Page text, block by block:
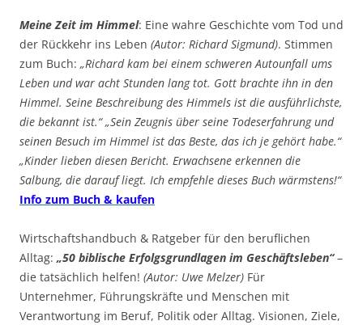
Meine Zeit im Himmel: Eine wahre Geschichte vom Tod und
der Rückkehr ins Leben (Autor: Richard Sigmund). Stimmen
zum Buch: „Richard kam bei einem schweren Autounfall ums
Leben und war acht Stunden lang tot. Gott brachte ihn in den
Himmel. Seine Beschreibung des Himmels ist die ausführlichste,
die bekannt ist.“ „Sein Zeugnis über seine Todeserfahrung und
seinen Besuch im Himmel ist das Beste, das ich je gehört habe.“
„Kinder lieben diesen Bericht. Erwachsene erkennen die
Salbung, die darauf liegt. Ich empfehle dieses Buch wärmstens!“
Info zum Buch & kaufen
Wirtschaftshandbuch & Ratgeber für den beruflichen
Alltag: „50 biblische Erfolgsgrundlagen im Geschäftsleben“–
die tatsächlich helfen! (Autor: Uwe Melzer) Für
Unternehmer, Führungskräfte und Menschen mit
Verantwortung im Beruf, Politik oder Alltag. Visionen, Ziele,